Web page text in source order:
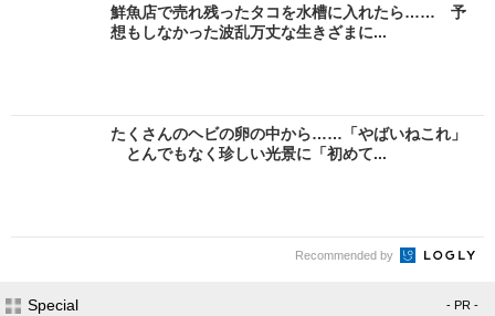
鮮魚店で売れ残ったタコを水槽に入れたら…… 予
想もしなかった波乱万丈な生きざまに...
たくさんのヘビの卵の中から……「やばいねこれ」
とんでもなく珍しい光景に「初めて...
Recommended by
Special - PR -